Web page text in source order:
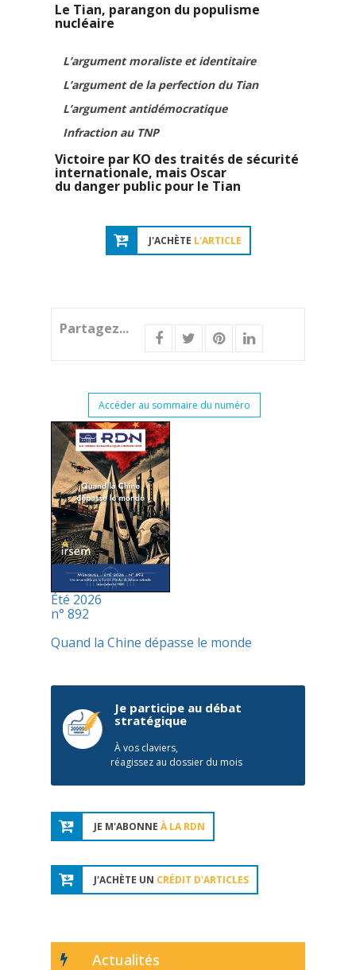
Le Tian, parangon du populisme
nucléaire
L’argument moraliste et identitaire
L’argument de la perfection du Tian
L’argument antidémocratique
Infraction au TNP
Victoire par KO des traités de sécurité
internationale, mais Oscar
du danger public pour le Tian
J'ACHÈTE L'ARTICLE
Partagez...
Accéder au sommaire du numéro
Été 2026
n° 892
Quand la Chine dépasse le monde
Je participe au débat
stratégique
À vos claviers,
réagissez au dossier du mois
JE M'ABONNE À LA RDN
J'ACHÈTE UN CRÉDIT D'ARTICLES
Actualités